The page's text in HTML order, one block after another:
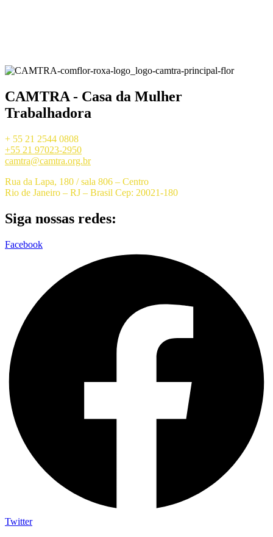
CAMTRA - Casa da Mulher
Trabalhadora
+ 55 21 2544 0808
+55 21 97023-2950
camtra@camtra.org.br
Rua da Lapa, 180 / sala 806 – Centro
Rio de Janeiro – RJ – Brasil Cep: 20021-180
Siga nossas redes:
Facebook
Twitter